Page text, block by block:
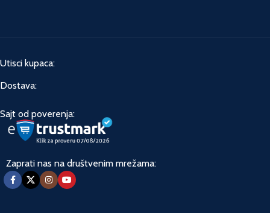
Utisci kupaca:
Dostava:
Sajt od poverenja:
Zaprati nas na društvenim mrežama: